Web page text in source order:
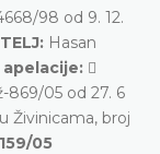
98 od 9. 12.
Hasan

869/05 od 27. 6
Živinicama, broj
05